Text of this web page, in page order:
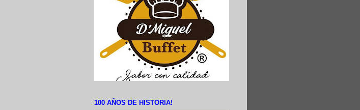
100 AÑOS DE HISTORIA!